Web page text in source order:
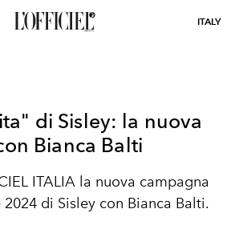
ITALY
di Sisley: la nuova
Bianca Balti
ITALIA la nuova campagna
di Sisley con Bianca Balti.